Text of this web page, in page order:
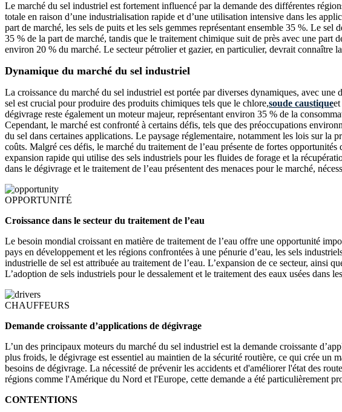
Le marché du sel industriel est fortement influencé par la demande des différentes
totale en raison d’une industrialisation rapide et d’une utilisation intensive dans les
part de marché, les sels de puits et les sels gemmes représentant ensemble 35 %. Le
35 % de la part de marché, tandis que le traitement chimique suit de près avec une
environ 20 % du marché. Le secteur pétrolier et gazier, en particulier, devrait connaître
Dynamique du marché du sel industriel
La croissance du marché du sel industriel est portée par diverses dynamiques, avec
sel est crucial pour produire des produits chimiques tels que le chlore,soude caustique
dégivrage reste également un moteur majeur, représentant environ 35 % de la
Cependant, le marché est confronté à certains défis, tels que des préoccupations
du sel dans certaines applications. Le paysage réglementaire, notamment les lois sur la
coûts. Malgré ces défis, le marché du traitement de l’eau présente de fortes
expansion rapide qui utilise des sels industriels pour les fluides de forage et la
dans le dégivrage et le traitement de l’eau présentent des menaces pour le marché,
OPPORTUNITÉ
Croissance dans le secteur du traitement de l’eau
Le besoin mondial croissant en matière de traitement de l’eau offre une opportunité
pays en développement et les régions confrontées à une pénurie d’eau, les sels
industrielle de sel est attribuée au traitement de l’eau. L’expansion de ce secteur, ainsi
L’adoption de sels industriels pour le dessalement et le traitement des eaux usées
CHAUFFEURS
Demande croissante d’applications de dégivrage
L’un des principaux moteurs du marché du sel industriel est la demande croissante
plus froids, le dégivrage est essentiel au maintien de la sécurité routière, ce qui crée
besoins de dégivrage. La nécessité de prévenir les accidents et d'améliorer l'état des
régions comme l'Amérique du Nord et l'Europe, cette demande a été particulièrement
CONTENTIONS